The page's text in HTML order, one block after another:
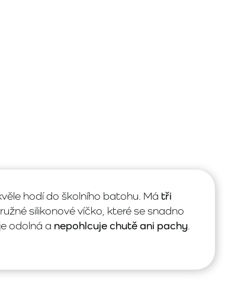
hodí do školního batohu. Má tři
silikonové víčko, které se snadno
je odolná a nepohlcuje chutě ani pachy.